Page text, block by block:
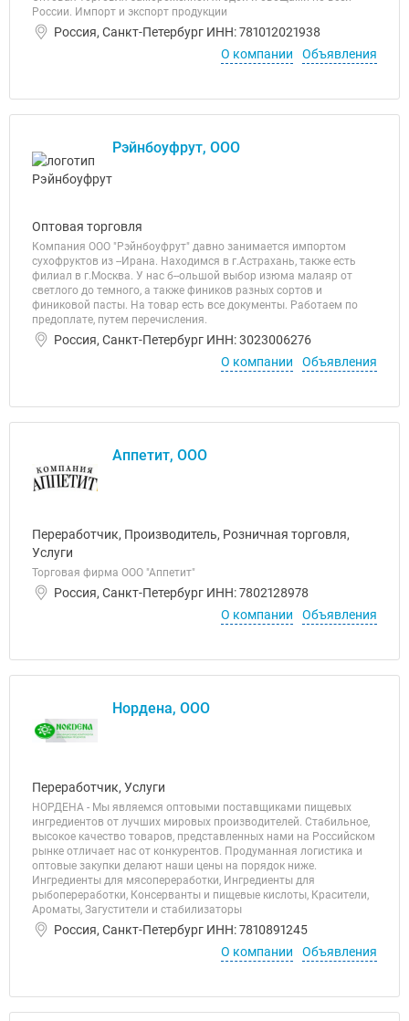
России. Импорт и экспорт продукции
Россия, Санкт-Петербург ИНН: 781012021938
О компании
Объявления
Рэйнбоуфрут, ООО
Оптовая торговля
Компания ООО "Рэйнбоуфрут" давно занимается импортом
сухофруктов из --Ирана. Находимся в г.Астрахань, также есть
филиал в г.Москва. У нас б--ольшой выбор изюма малаяр от
светлого до темного, а также фиников разных сортов и
финиковой пасты. На товар есть все документы. Работаем по
предоплате, путем перечисления.
Россия, Санкт-Петербург ИНН: 3023006276
О компании
Объявления
Аппетит, ООО
Переработчик, Производитель, Розничная торговля,
Услуги
Торговая фирма ООО "Аппетит"
Россия, Санкт-Петербург ИНН: 7802128978
О компании
Объявления
Нордена, ООО
Переработчик, Услуги
НОРДЕНА - Мы являемся оптовыми поставщиками пищевых
ингредиентов от лучших мировых производителей. Стабильное,
высокое качество товаров, представленных нами на Российском
рынке отличает нас от конкурентов. Продуманная логистика и
оптовые закупки делают наши цены на порядок ниже.
Ингредиенты для мясопереработки, Ингредиенты для
рыбопереработки, Консерванты и пищевые кислоты, Красители,
Ароматы, Загустители и стабилизаторы
Россия, Санкт-Петербург ИНН: 7810891245
О компании
Объявления